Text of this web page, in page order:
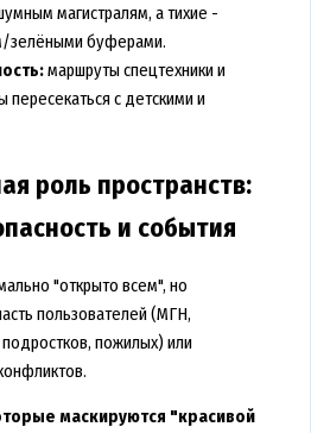
магистралям, а тихие -
зелёными буферами.
маршруты спецтехники и
пересекаться с детскими и
роль пространств:
и события
"открыто всем", но
пользователей (МГН,
пожилых) или
маскируются "красивой